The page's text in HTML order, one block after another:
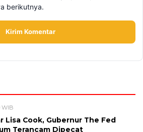
berikutnya.
WIB
Lisa Cook, Gubernur The Fed
Terancam Dipecat